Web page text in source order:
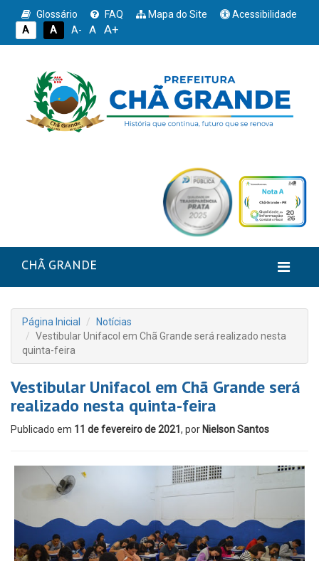
Glossário FAQ Mapa do Site
Acessibilidade
A
A A- A A+
CHÃ GRANDE
Página Inicial
Notícias
Vestibular Unifacol em Chã Grande será realizado nesta
quinta-feira
Vestibular Unifacol em Chã Grande será
realizado nesta quinta-feira
Publicado em 11 de fevereiro de 2021 , por Nielson Santos